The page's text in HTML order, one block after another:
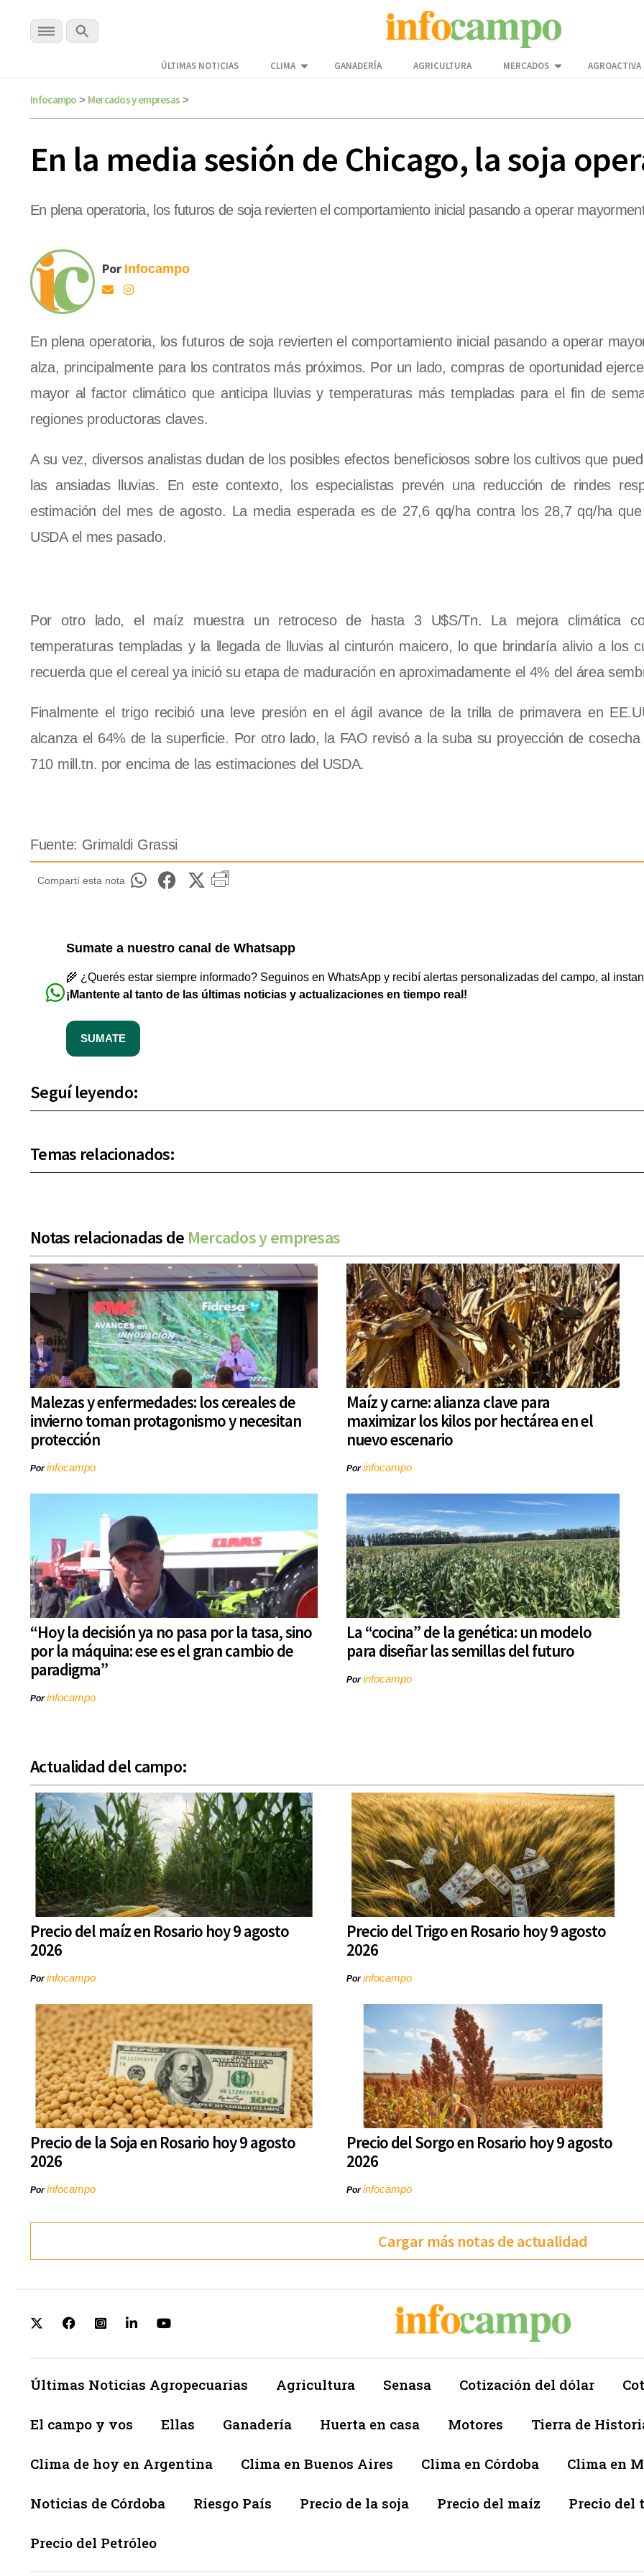
ÚLTIMAS NOTICIAS CLIMA GANADERÍA AGRICULTURA MERCADOS AGROACTIVA
Infocampo > Mercados y empresas >
En la media sesión de Chicago, la soja
En plena operatoria, los futuros de soja revierten el comportamiento inicial pasando a operar
Por Infocampo
En plena operatoria, los futuros de soja revierten el comportamiento inicial pasando a operar
alza, principalmente para los contratos más próximos. Por un lado, compras de oportunidad
mayor al factor climático que anticipa lluvias y temperaturas más templadas para el fin de
regiones productoras claves.
A su vez, diversos analistas dudan de los posibles efectos beneficiosos sobre los cultivos que
las ansiadas lluvias. En este contexto, los especialistas prevén una reducción de rindes
estimación del mes de agosto. La media esperada es de 27,6 qq/ha contra los 28,7 qq/ha
USDA el mes pasado.
Por otro lado, el maíz muestra un retroceso de hasta 3 U$S/Tn. La mejora climática
temperaturas templadas y la llegada de lluvias al cinturón maicero, lo que brindaría alivio a los
recuerda que el cereal ya inició su etapa de maduración en aproximadamente el 4% del área
Finalmente el trigo recibió una leve presión en el ágil avance de la trilla de primavera en
alcanza el 64% de la superficie. Por otro lado, la FAO revisó a la suba su proyección de
710 mill.tn. por encima de las estimaciones del USDA.
Fuente: Grimaldi Grassi
Compartí esta nota
Sumate a nuestro canal de Whatsapp
🌾 ¿Querés estar siempre informado? Seguinos en WhatsApp y recibí alertas personalizadas del campo, al
¡Mantente al tanto de las últimas noticias y actualizaciones en tiempo real!
SUMATE
Seguí leyendo:
Temas relacionados:
Notas relacionadas de Mercados y empresas
Malezas y enfermedades: los cereales de
invierno toman protagonismo y necesitan
protección
Porinfocampo
Maíz y carne: alianza clave para
maximizar los kilos por hectárea en el
nuevo escenario
Porinfocampo
“Hoy la decisión ya no pasa por la tasa, sino
por la máquina: ese es el gran cambio de
paradigma”
Porinfocampo
La “cocina” de la genética: un modelo
para diseñar las semillas del futuro
Porinfocampo
Actualidad del campo:
Precio del maíz en Rosario hoy 9 agosto
2026
Porinfocampo
Precio del Trigo en Rosario hoy 9 agosto
2026
Porinfocampo
Precio de la Soja en Rosario hoy 9 agosto
2026
Porinfocampo
Precio del Sorgo en Rosario hoy 9 agosto
2026
Porinfocampo
Cargar más notas de actualidad
Últimas Noticias Agropecuarias Agricultura Senasa Cotización del dólar
El campo y vos Ellas Ganadería Huerta en casa Motores Tierra de
Clima de hoy en Argentina Clima en Buenos Aires Clima en Córdoba Clima en
Noticias de Córdoba Riesgo País Precio de la soja Precio del maíz Precio del
Precio del Petróleo